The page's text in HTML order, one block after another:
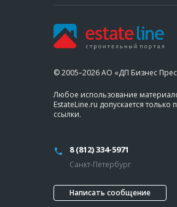
© 2005–2026 АО «ДП Бизнес
Любое использование
EstateLine.ru допускается
ссылки.
8 (812) 334-5971
Санкт-Петербург
Написать сообщение